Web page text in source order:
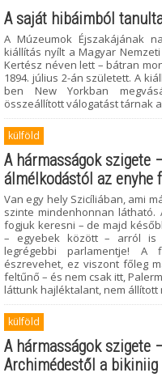
A saját hibáimból
A Múzeumok Éjszakájának
kiállítás nyílt a Magyar
Kertész néven lett – bátran
1894. július 2-án született. A
ben New Yorkban
összeállított válogatást tárnak
külföld
A hármasságok szigete
álmélkodástól az enyhe
Van egy hely Szicíliában, ami
szinte mindenhonnan
fogjuk keresni – de majd
– egyebek között – arról is
legrégebbi parlamentje! A
észrevehet, ez viszont főleg
feltűnő – és nem csak itt,
láttunk hajléktalant, nem állított
külföld
A hármasságok szigete
Archimédestől a bikiniig